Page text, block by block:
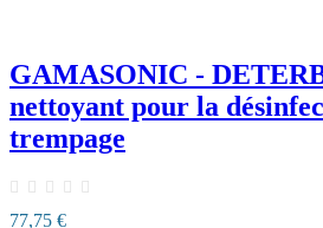
GAMASONIC -
nettoyant pour la
trempage
77,75 €